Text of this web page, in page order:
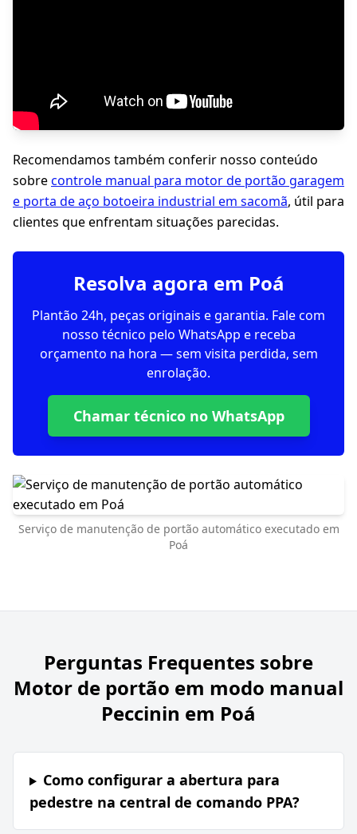
Recomendamos também conferir nosso conteúdo
sobrecontrole manual para motor de portão garagem
e porta de aço botoeira industrial em sacomã, útil para
clientes que enfrentam situações parecidas.
Resolva agora em Poá
Plantão 24h, peças originais e garantia. Fale com
nosso técnico pelo WhatsApp e receba
orçamento na hora — sem visita perdida, sem
enrolação.
Chamar técnico no WhatsApp
Serviço de manutenção de portão automático executado em
Poá
Perguntas Frequentes sobre
Motor de portão em modo manual
Peccinin em Poá
Como configurar a abertura para
pedestre na central de comando PPA?